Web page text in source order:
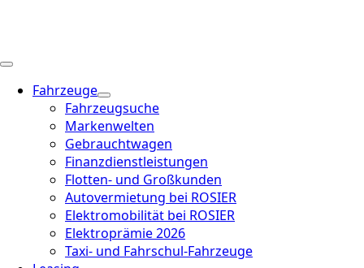
Fahrzeuge
Fahrzeugsuche
Markenwelten
Gebrauchtwagen
Finanzdienstleistungen
Flotten- und Großkunden
Autovermietung bei ROSIER
Elektromobilität bei ROSIER
Elektroprämie 2026
Taxi- und Fahrschul-Fahrzeuge